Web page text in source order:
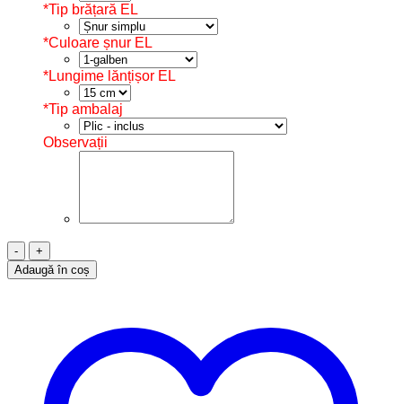
*Tip brățară EL
*Culoare șnur EL
*Lungime lănțișor EL
*Tip ambalaj
Observații
Cantitate
Set
Brățări
Adaugă în coș